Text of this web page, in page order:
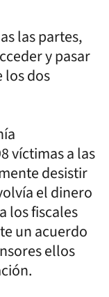
las partes,
y pasar
los dos
víctimas a las
desistir
el dinero
los fiscales
un acuerdo
ellos